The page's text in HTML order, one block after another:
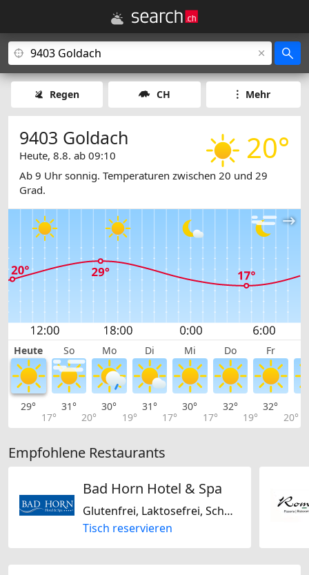
Regen CH Mehr
20°
9403 Goldach
Heute, 8.8. ab 09:10
Ab 9 Uhr sonnig. Temperaturen zwischen 20 und 29
Grad.
Heute So Mo Di Mi Do Fr
29°
17°
31°
20°
30°
19°
31°
17°
30°
17°
32°
19°
32°
20°
Empfohlene Restaurants
Bad Horn Hotel & Spa
Glutenfrei, Laktosefrei, Schweizerisch, Französisch
Tisch reservieren